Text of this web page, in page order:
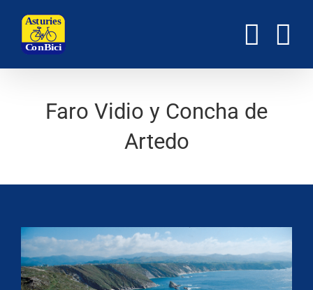
contenido
Faro Vidio y Concha de
Artedo